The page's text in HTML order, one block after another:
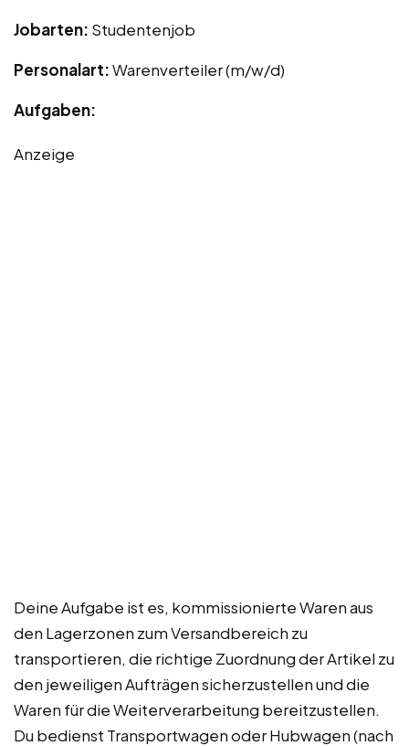
Jobarten: Studentenjob
Personalart:Warenverteiler (m/w/d)
Aufgaben:
Anzeige
Deine Aufgabe ist es, kommissionierte Waren aus
den Lagerzonen zum Versandbereich zu
transportieren, die richtige Zuordnung der Artikel zu
den jeweiligen Aufträgen sicherzustellen und die
Waren für die Weiterverarbeitung bereitzustellen.
Du bedienst Transportwagen oder Hubwagen (nach